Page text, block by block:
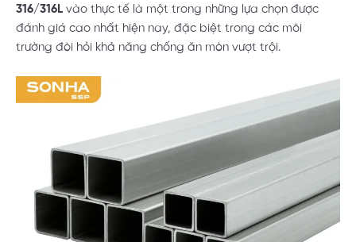
316/316L vào thực tế là một trong những lựa chọn được
đánh giá cao nhất hiện nay, đặc biệt trong các môi
trường đòi hỏi khả năng chống ăn mòn vượt trội.